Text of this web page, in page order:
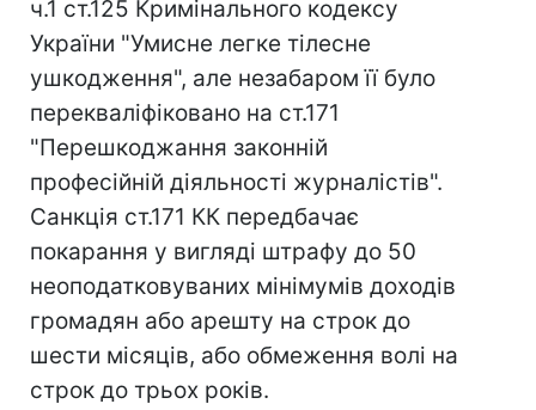
ч.1 ст.125 Кримінального кодексу
України "Умисне легке тілесне
ушкодження", але незабаром її було
перекваліфіковано на ст.171
"Перешкоджання законній
професійній діяльності журналістів".
Санкція ст.171 КК передбачає
покарання у вигляді штрафу до 50
неоподатковуваних мінімумів доходів
громадян або арешту на строк до
шести місяців, або обмеження волі на
строк до трьох років.